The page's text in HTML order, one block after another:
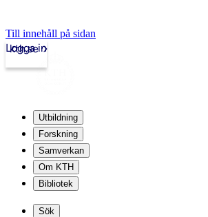
Till innehåll på sidan
kth.se
Logga in
Utbildning
Forskning
Samverkan
Om KTH
Bibliotek
Sök